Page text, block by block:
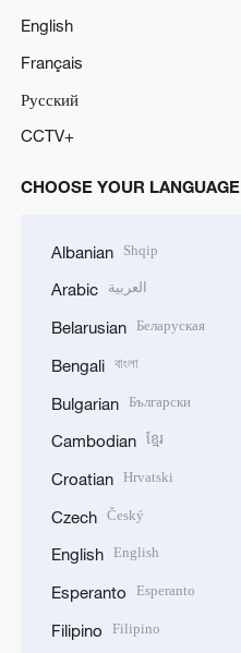
English
Français
Русский
CCTV+
CHOOSE YOUR LANGUAGE
Albanian Shqip
Arabic العربية
Belarusian Беларуская
Bengali বাংলা
Bulgarian Български
Cambodian ខ្មែរ
Croatian Hrvatski
Czech Český
English English
Esperanto Esperanto
Filipino Filipino